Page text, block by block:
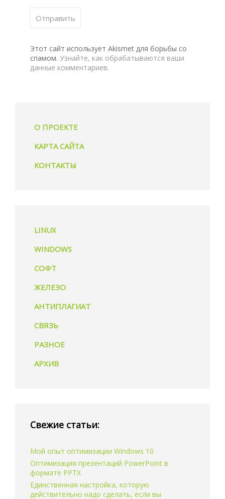
Этот сайт использует Akismet для борьбы со
спамом. Узнайте, как обрабатываются ваши
данные комментариев.
О ПРОЕКТЕ
КАРТА САЙТА
КОНТАКТЫ
LINUX
WINDOWS
СОФТ
ЖЕЛЕЗО
АНТИПЛАГИАТ
СВЯЗЬ
РАЗНОЕ
АРХИВ
Свежие статьи:
Мой опыт оптимизации Windows 10
Оптимизация презентаций PowerPoint в
формате PPTX
Единственная настройка, которую
действительно надо сделать, если вы